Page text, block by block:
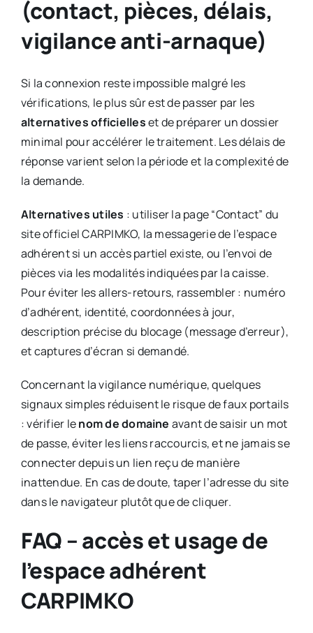
(contact, pièces, délais,
vigilance anti-arnaque)
Si la connexion reste impossible malgré les
vérifications, le plus sûr est de passer par les
alternatives officielleset de préparer un dossier
minimal pour accélérer le traitement. Les délais de
réponse varient selon la période et la complexité de
la demande.
Alternatives utiles : utiliser la page “Contact” du
site officiel CARPIMKO, la messagerie de l’espace
adhérent si un accès partiel existe, ou l’envoi de
pièces via les modalités indiquées par la caisse.
Pour éviter les allers-retours, rassembler : numéro
d’adhérent, identité, coordonnées à jour,
description précise du blocage (message d’erreur),
et captures d’écran si demandé.
Concernant la vigilance numérique, quelques
signaux simples réduisent le risque de faux portails
: vérifier lenom de domaine avant de saisir un mot
de passe, éviter les liens raccourcis, et ne jamais se
connecter depuis un lien reçu de manière
inattendue. En cas de doute, taper l’adresse du site
dans le navigateur plutôt que de cliquer.
FAQ – accès et usage de
l’espace adhérent
CARPIMKO